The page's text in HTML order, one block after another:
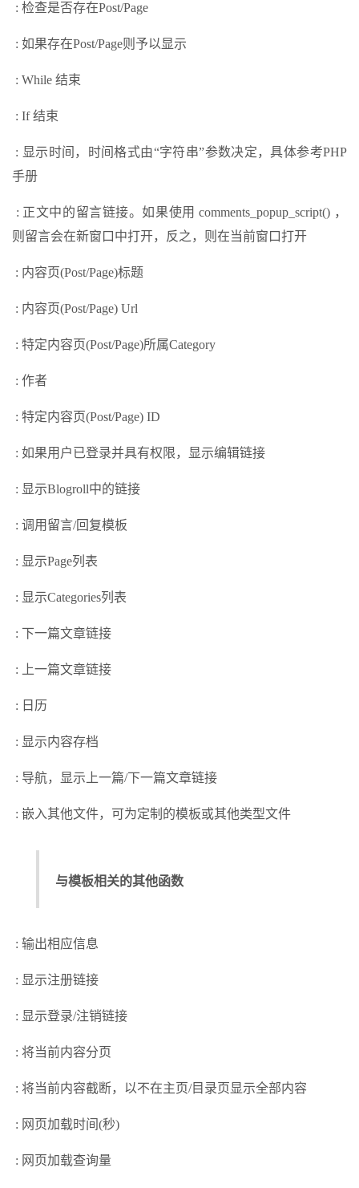
: 检查是否存在Post/Page
: 如果存在Post/Page则予以显示
: While 结束
: If 结束
: 显示时间，时间格式由“字符串”参数决定，具体参考PHP
手册
: 正文中的留言链接。如果使用 comments_popup_script() ，
则留言会在新窗口中打开，反之，则在当前窗口打开
: 内容页(Post/Page)标题
: 内容页(Post/Page) Url
: 特定内容页(Post/Page)所属Category
: 作者
: 特定内容页(Post/Page) ID
: 如果用户已登录并具有权限，显示编辑链接
: 显示Blogroll中的链接
: 调用留言/回复模板
: 显示Page列表
: 显示Categories列表
: 下一篇文章链接
: 上一篇文章链接
: 日历
: 显示内容存档
: 导航，显示上一篇/下一篇文章链接
: 嵌入其他文件，可为定制的模板或其他类型文件
与模板相关的其他函数
: 输出相应信息
: 显示注册链接
: 显示登录/注销链接
: 将当前内容分页
: 将当前内容截断，以不在主页/目录页显示全部内容
: 网页加载时间(秒)
: 网页加载查询量